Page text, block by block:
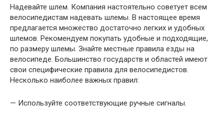
Надевайте шлем. Компания настоятельно советует всем
велосипедистам надевать шлемы. В настоящее время
предлагается множество достаточно легких и удобных
шлемов. Рекомендуем покупать удобные и подходящие,
по размеру шлемы. Знайте местные правила езды на
велосипеде. Большинство государств и областей имеют
свои специфические правила для велосипедистов.
Несколько наиболее важных правил:
— Используйте соответствующие ручные сигналы.